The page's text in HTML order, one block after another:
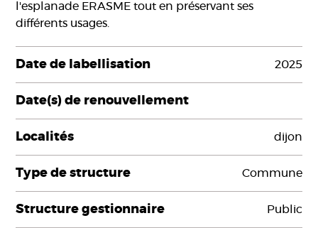
l'esplanade ERASME tout en préservant ses
différents usages.
Date de labellisation 2025
Date(s) de renouvellement
Localités dijon
Type de structure Commune
Structure gestionnaire Public